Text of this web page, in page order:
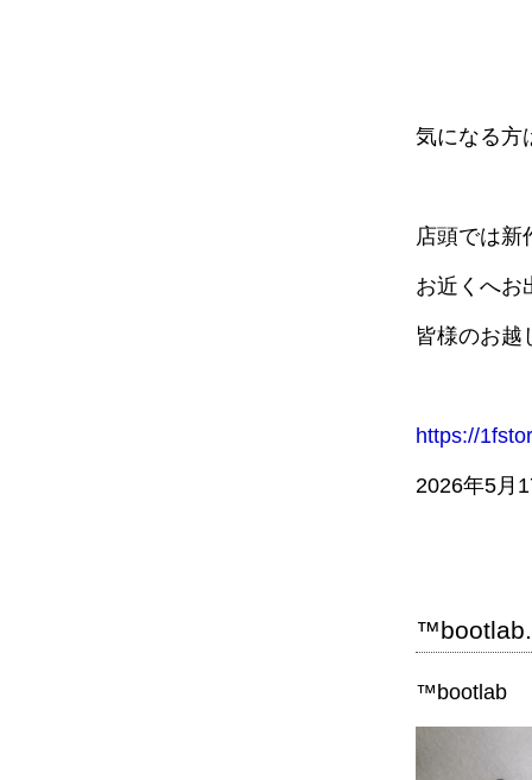
気になる方
店頭では新
お近くへお
皆様のお越
https://
2026年5月
™️bootlab